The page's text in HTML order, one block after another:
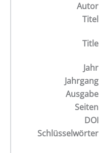
Autor
Titel
Title
Jahr
Jahrgang
Ausgabe
Seiten
DOI
Schlüsselwörter